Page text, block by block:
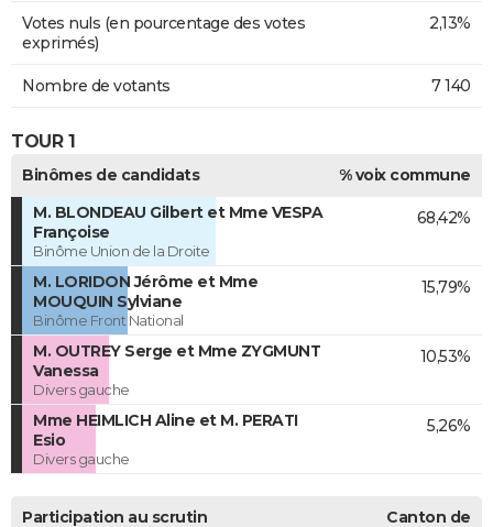
Votes nuls (en pourcentage des votes
exprimés)
2,13%
Nombre de votants 7 140
TOUR 1
Binômes de candidats
% voix commune
M. BLONDEAU Gilbert et Mme VESPA
Françoise
Binôme Union de la Droite
68,42%
M. LORIDON Jérôme et Mme
MOUQUIN Sylviane
Binôme Front National
15,79%
M. OUTREY Serge et Mme ZYGMUNT
Vanessa
Divers gauche
10,53%
Mme HEIMLICH Aline et M. PERATI
Esio
Divers gauche
5,26%
Participation au scrutin
Canton de